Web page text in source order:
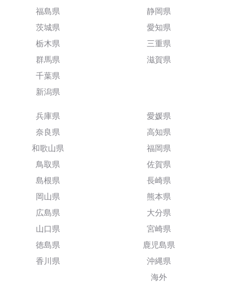
福島県
茨城県
栃木県
群馬県
千葉県
新潟県
静岡県
愛知県
三重県
滋賀県
兵庫県
奈良県
和歌山県
鳥取県
島根県
岡山県
広島県
山口県
徳島県
香川県
愛媛県
高知県
福岡県
佐賀県
長崎県
熊本県
大分県
宮崎県
鹿児島県
沖縄県
海外